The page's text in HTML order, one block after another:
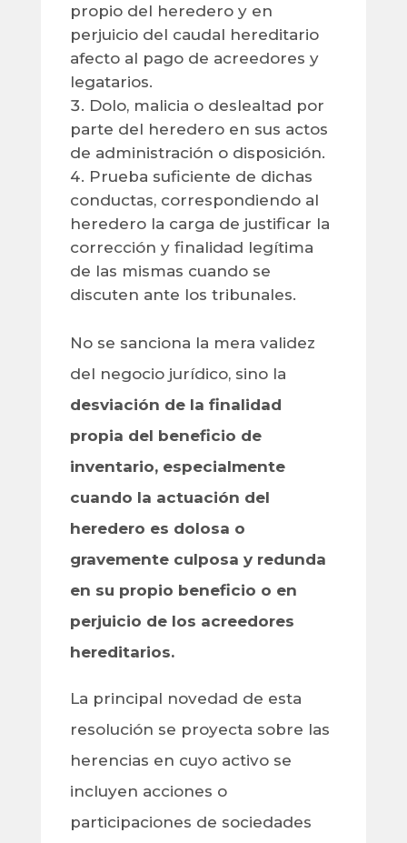
propio del heredero y en
perjuicio del caudal hereditario
afecto al pago de acreedores y
legatarios.
Dolo, malicia o deslealtad por
parte del heredero en sus actos
de administración o disposición.
Prueba suficiente de dichas
conductas, correspondiendo al
heredero la carga de justificar la
corrección y finalidad legítima
de las mismas cuando se
discuten ante los tribunales.
No se sanciona la mera validez
del negocio jurídico, sino la
desviación de la finalidad
propia del beneficio de
inventario, especialmente
cuando la actuación del
heredero es dolosa o
gravemente culposa y redunda
en su propio beneficio o en
perjuicio de los acreedores
hereditarios.
La principal novedad de esta
resolución se proyecta sobre las
herencias en cuyo activo se
incluyen acciones o
participaciones de sociedades